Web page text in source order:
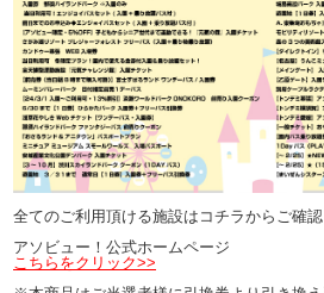
全てのご利用頂ける施設はコチラからご確認
アソビュー！公式ホームページ
こちらをクリック>>